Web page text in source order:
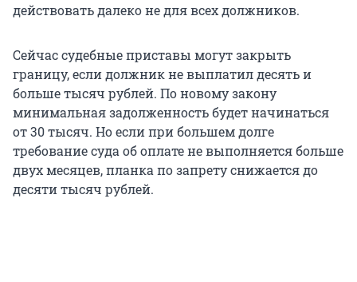
действовать далеко не для всех должников.
Сейчас судебные приставы могут закрыть
границу, если должник не выплатил десять и
больше тысяч рублей. По новому закону
минимальная задолженность будет начинаться
от 30 тысяч. Но если при большем долге
требование суда об оплате не выполняется больше
двух месяцев, планка по запрету снижается до
десяти тысяч рублей.